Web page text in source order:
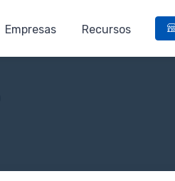
Empresas Recursos